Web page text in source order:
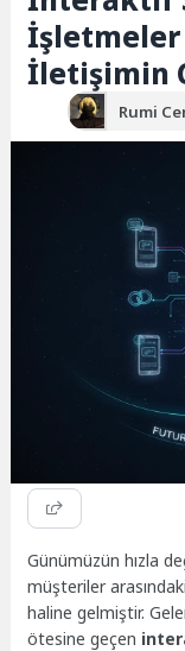
İşletmeler
İletişimin
Rumi
Günümüzün hızla
müşteriler
haline gelmiştir.
ötesine geçen